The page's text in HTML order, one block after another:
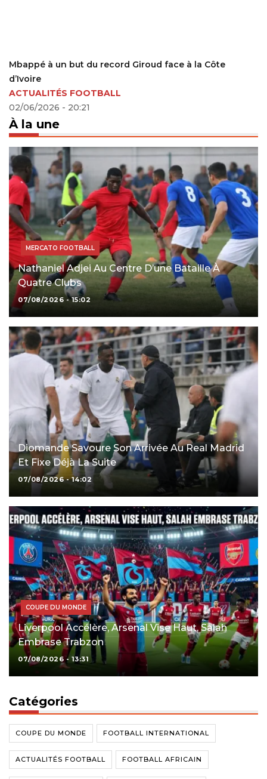
Mbappé à un but du record Giroud face à la Côte
d’Ivoire
ACTUALITÉS FOOTBALL
02/06/2026 - 20:21
À la une
MERCATO FOOTBALL
Nathaniel Adjei Au Centre D’une Bataille À
Quatre Clubs
07/08/2026 - 15:02
Diomande Savoure Son Arrivée Au Real Madrid
Et Fixe Déjà La Suite
07/08/2026 - 14:02
COUPE DU MONDE
Liverpool Accélère, Arsenal Vise Haut, Salah
Embrase Trabzon
07/08/2026 - 13:31
Catégories
COUPE DU MONDE FOOTBALL INTERNATIONAL
ACTUALITÉS FOOTBALL FOOTBALL AFRICAIN